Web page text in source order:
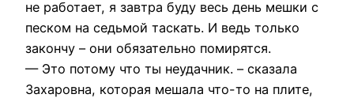
не работает, я завтра буду весь день мешки с
песком на седьмой таскать. И ведь только
закончу – они обязательно помирятся.
— Это потому что ты неудачник. – сказала
Захаровна, которая мешала что-то на плите,